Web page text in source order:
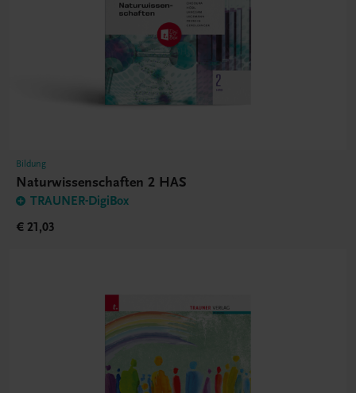
Bildung
Naturwissenschaften 2 HAS
TRAUNER-DigiBox
€ 21,03